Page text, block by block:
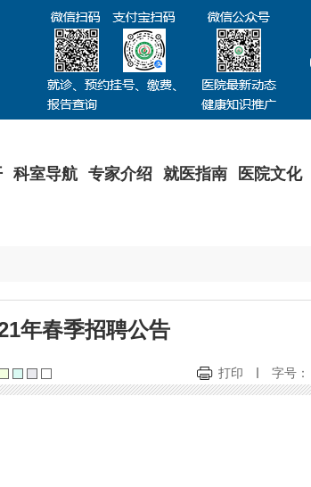
科室导航 专家介绍 就医指南 医院文化
年春季招聘公告
打印 字号：